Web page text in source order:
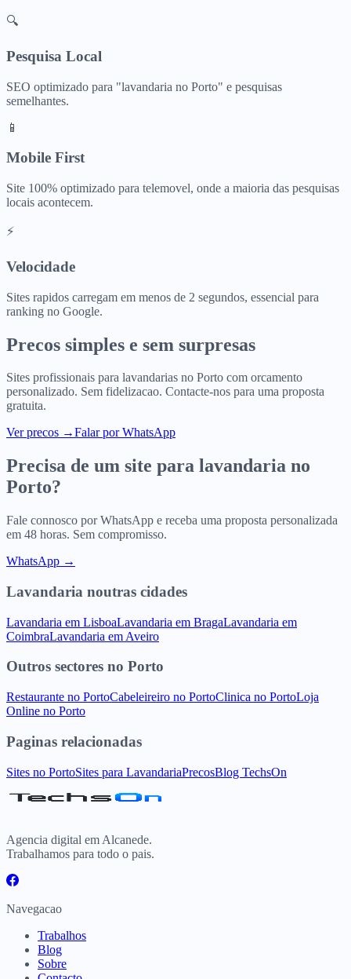
🔍
Pesquisa Local
SEO optimizado para "lavandaria no Porto" e pesquisas
semelhantes.
📱
Mobile First
Site 100% optimizado para telemovel, onde a maioria das pesquisas
locais acontecem.
⚡
Velocidade
Sites rapidos carregam em menos de 2 segundos, essencial para
ranking no Google.
Precos simples e sem surpresas
Sites profissionais para lavandarias no Porto com orcamento
personalizado. Sem fidelizacao. Contacte-nos para uma proposta
gratuita.
Ver precos →Falar por WhatsApp
Precisa de um site para lavandaria no
Porto?
Fale connosco por WhatsApp e receba uma proposta personalizada
em 48 horas. Sem compromisso.
WhatsApp →
Lavandaria noutras cidades
Lavandaria em LisboaLavandaria em BragaLavandaria em
CoimbraLavandaria em Aveiro
Outros sectores no Porto
Restaurante no PortoCabeleireiro no PortoClinica no PortoLoja
Online no Porto
Paginas relacionadas
Sites no PortoSites para LavandariaPrecosBlog TechsOn
Agencia digital em Alcanede.
Trabalhamos para todo o pais.
Navegacao
Trabalhos
Blog
Sobre